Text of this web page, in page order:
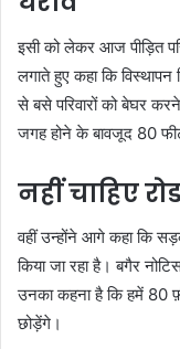
इसी को लेकर आज पीड़ित
लगाते हुए कहा कि
से बसे परिवारों को बेघर
जगह होने के बावजूद 80
नहीं चाहिए
वहीं उन्होंने आगे कहा कि
किया जा रहा है। बगैर
उनका कहना है कि हमें 80
छोड़ेंगे।